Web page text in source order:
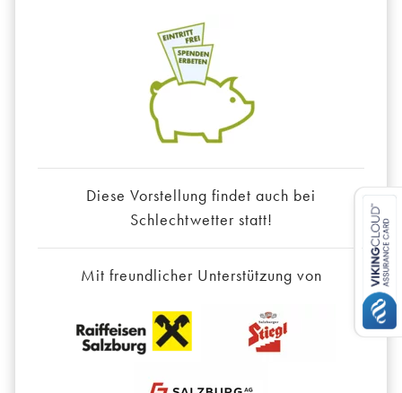
Diese Vorstellung findet auch bei
Schlechtwetter statt!
Mit freundlicher Unterstützung von